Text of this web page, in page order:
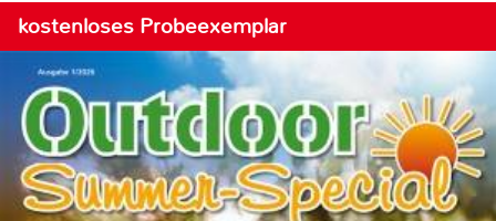
kostenloses Probeexemplar